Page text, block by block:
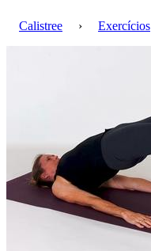
Calistree › Exercícios